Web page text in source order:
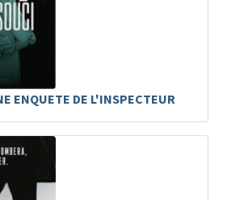
ENQUETE DE L'INSPECTEUR